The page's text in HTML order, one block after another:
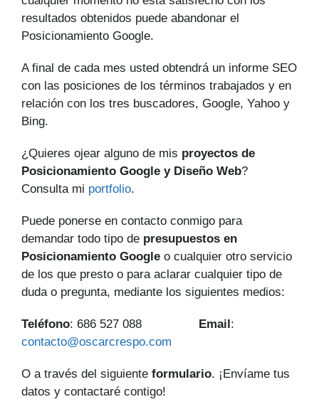
resultados obtenidos puede abandonar el
Posicionamiento Google.
A final de cada mes usted obtendrá un informe SEO
con las posiciones de los términos trabajados y en
relación con los tres buscadores, Google, Yahoo y
Bing.
¿Quieres ojear alguno de mis proyectos de
Posicionamiento Google y Diseño Web?
Consulta mi portfolio.
Puede ponerse en contacto conmigo para
demandar todo tipo de presupuestos en
Posicionamiento Google o cualquier otro servicio
de los que presto o para aclarar cualquier tipo de
duda o pregunta, mediante los siguientes medios:
Teléfono: 686 527 088 Email :
contacto@oscarcrespo.com
O a través del siguiente formulario. ¡Envíame tus
datos y contactaré contigo!